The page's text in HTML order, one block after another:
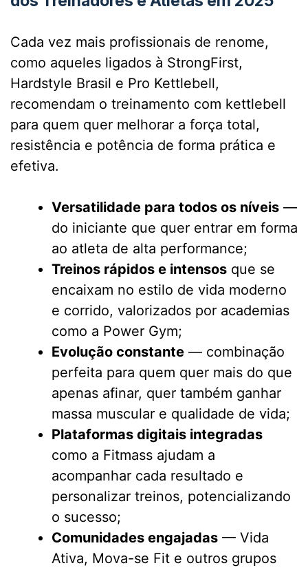
Cada vez mais profissionais de renome,
como aqueles ligados à StrongFirst,
Hardstyle Brasil e Pro Kettlebell,
recomendam o treinamento com kettlebell
para quem quer melhorar a força total,
resistência e potência de forma prática e
efetiva.
Versatilidade para todos os níveis —
do iniciante que quer entrar em forma
ao atleta de alta performance;
Treinos rápidos e intensos que se
encaixam no estilo de vida moderno
e corrido, valorizados por academias
como a Power Gym;
Evolução constante — combinação
perfeita para quem quer mais do que
apenas afinar, quer também ganhar
massa muscular e qualidade de vida;
Plataformas digitais integradas
como a Fitmass ajudam a
acompanhar cada resultado e
personalizar treinos, potencializando
o sucesso;
Comunidades engajadas — Vida
Ativa, Mova-se Fit e outros grupos